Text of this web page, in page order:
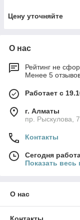
Цену уточняйте
О нас
Рейтинг не
Менее 5
Работает с
г. Алматы
пр. Рыскулова,
Контакты
Сегодня
Показать
О нас